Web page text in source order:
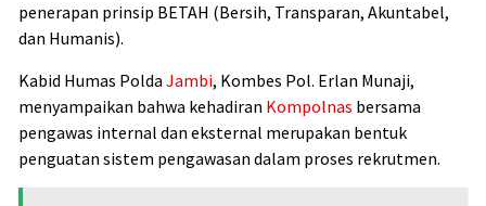
penerapan prinsip BETAH (Bersih, Transparan, Akuntabel,
dan Humanis).
Kabid Humas Polda Jambi, Kombes Pol. Erlan Munaji,
menyampaikan bahwa kehadiran Kompolnas bersama
pengawas internal dan eksternal merupakan bentuk
penguatan sistem pengawasan dalam proses rekrutmen.